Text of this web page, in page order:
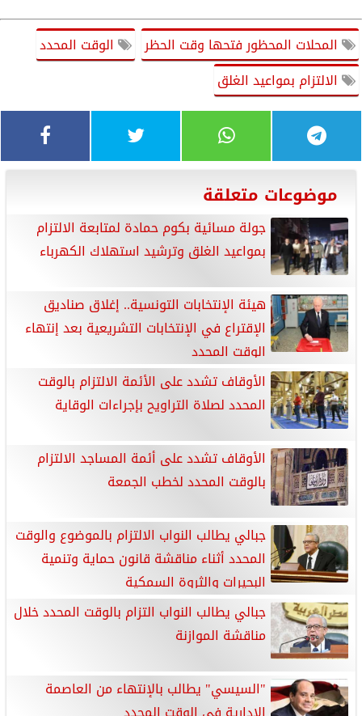
المحلات المحظور فتحها وقت الحظر
الوقت المحدد
الالتزام بمواعيد الغلق
موضوعات متعلقة
جولة مسائية بكوم حمادة لمتابعة الالتزام
بمواعيد الغلق وترشيد استهلاك الكهرباء
هيئة الإنتخابات التونسية.. إغلاق صناديق
الإقتراع في الإنتخابات التشريعية بعد إنتهاء
الوقت المحدد
الأوقاف تشدد على الأئمة الالتزام بالوقت
المحدد لصلاة التراويح بإجراءات الوقاية
الأوقاف تشدد على أئمة المساجد الالتزام
بالوقت المحدد لخطب الجمعة
جبالي يطالب النواب الالتزام بالموضوع والوقت
المحدد أثناء مناقشة قانون حماية وتنمية
البحيرات والثروة السمكية
جبالي يطالب النواب التزام بالوقت المحدد خلال
مناقشة الموازنة
"السيسي" يطالب بالإنتهاء من العاصمة